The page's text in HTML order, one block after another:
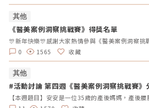
其他
《醫美案例洞察挑戰賽》得獎名單
0
1565 收藏
其他
#活動討論 第四週《醫美案例洞察挑戰賽》
拿好禮